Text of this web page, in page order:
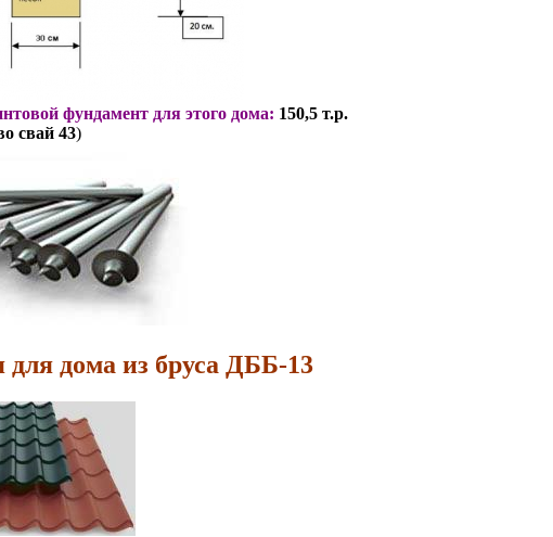
фундамент для этого дома: 150,5 т.р.
свай 43)
для дома из бруса ДББ-13